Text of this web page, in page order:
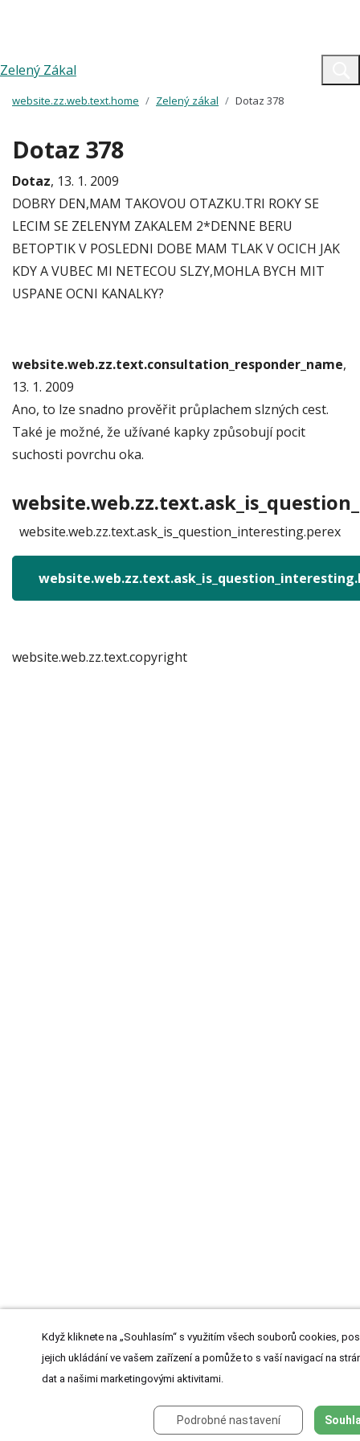
Zelený Zákal
website.zz.web.text.home Zelený zákal Dotaz 378
Dotaz 378
Dotaz, 13. 1. 2009
DOBRY DEN,MAM TAKOVOU OTAZKU.TRI ROKY SE
LECIM SE ZELENYM ZAKALEM 2*DENNE BERU
BETOPTIK V POSLEDNI DOBE MAM TLAK V OCICH JAK
KDY A VUBEC MI NETECOU SLZY,MOHLA BYCH MIT
USPANE OCNI KANALKY?
website.web.zz.text.consultation_responder_name,
13. 1. 2009
Ano, to lze snadno prověřit průplachem slzných cest.
Také je možné, že užívané kapky způsobují pocit
suchosti povrchu oka.
website.web.zz.text.ask_is_question_interesting.perex
website.web.zz.text.copyright
Když kliknete na „Souhlasím“ s využitím všech souborů cookies,
jejich ukládání ve vašem zařízení a pomůže to s vaší navigací na
dat a našimi marketingovými aktivitami.
Podrobné nastavení